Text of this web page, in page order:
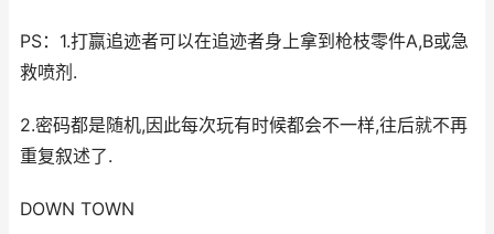
PS：1.打赢追迹者可以在追迹者身上拿到枪枝零件A,B或急
救喷剂.
2.密码都是随机,因此每次玩有时候都会不一样,往后就不再
重复叙述了.
DOWN TOWN